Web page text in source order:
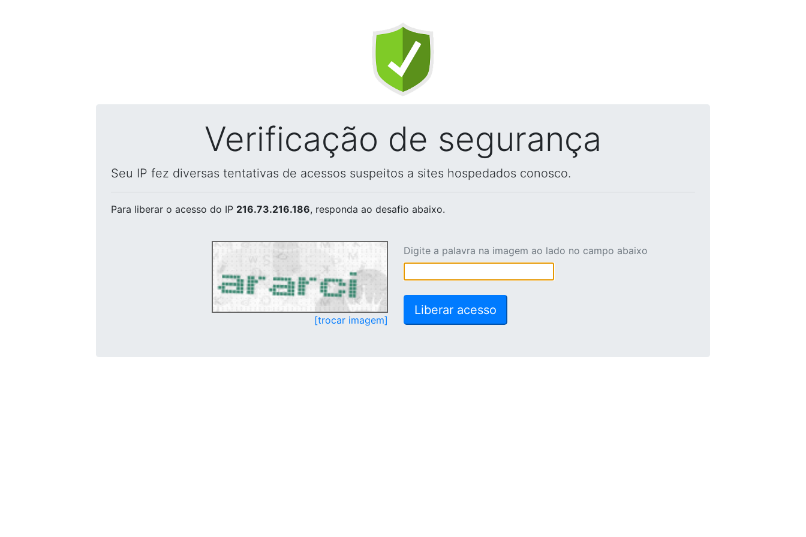
Verificação de segurança
Seu IP fez diversas tentativas de acessos suspeitos a sites hospedados conosco.
Para liberar o acesso do IP 216.73.216.186, responda ao desafio abaixo.
[trocar imagem]
Digite a palavra na imagem ao lado no campo abaixo